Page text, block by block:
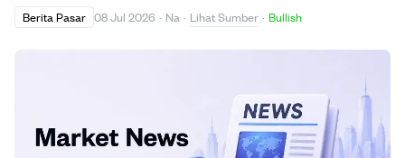
Berita Pasar 08 Jul 2026 · Na · Lihat Sumber · Bullish